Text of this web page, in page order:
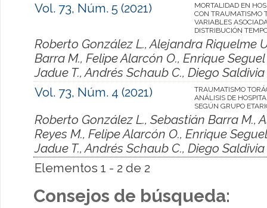
Vol. 73, Núm. 5 (2021)
MORTALIDAD EN
CON TRAUMATISMO
VARIABLES
DISTRIBUCIÓN
Roberto González L., Alejandra Riquelme
Barra M., Felipe Alarcón O., Enrique
Jadue T., Andrés Schaub C., Diego
Vol. 73, Núm. 4 (2021)
TRAUMATISMO
ANÁLISIS DE
SEGÚN GRUPO
Roberto González L., Sebastián Barra M.,
Reyes M., Felipe Alarcón O., Enrique
Jadue T., Andrés Schaub C., Diego
Elementos 1 - 2 de 2
Consejos de búsqueda: